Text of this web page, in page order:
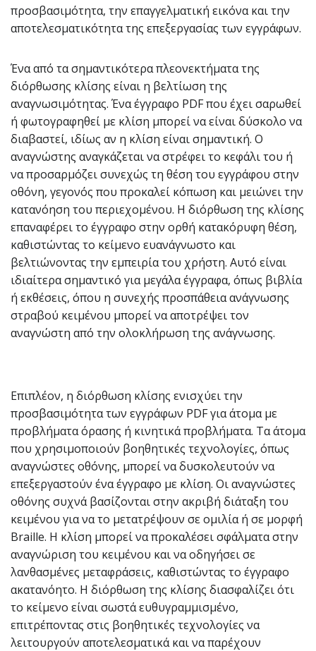
προσβασιμότητα, την επαγγελματική εικόνα και την
αποτελεσματικότητα της επεξεργασίας των εγγράφων.
Ένα από τα σημαντικότερα πλεονεκτήματα της
διόρθωσης κλίσης είναι η βελτίωση της
αναγνωσιμότητας. Ένα έγγραφο PDF που έχει σαρωθεί
ή φωτογραφηθεί με κλίση μπορεί να είναι δύσκολο να
διαβαστεί, ιδίως αν η κλίση είναι σημαντική. Ο
αναγνώστης αναγκάζεται να στρέφει το κεφάλι του ή
να προσαρμόζει συνεχώς τη θέση του εγγράφου στην
οθόνη, γεγονός που προκαλεί κόπωση και μειώνει την
κατανόηση του περιεχομένου. Η διόρθωση της κλίσης
επαναφέρει το έγγραφο στην ορθή κατακόρυφη θέση,
καθιστώντας το κείμενο ευανάγνωστο και
βελτιώνοντας την εμπειρία του χρήστη. Αυτό είναι
ιδιαίτερα σημαντικό για μεγάλα έγγραφα, όπως βιβλία
ή εκθέσεις, όπου η συνεχής προσπάθεια ανάγνωσης
στραβού κειμένου μπορεί να αποτρέψει τον
αναγνώστη από την ολοκλήρωση της ανάγνωσης.
Επιπλέον, η διόρθωση κλίσης ενισχύει την
προσβασιμότητα των εγγράφων PDF για άτομα με
προβλήματα όρασης ή κινητικά προβλήματα. Τα άτομα
που χρησιμοποιούν βοηθητικές τεχνολογίες, όπως
αναγνώστες οθόνης, μπορεί να δυσκολευτούν να
επεξεργαστούν ένα έγγραφο με κλίση. Οι αναγνώστες
οθόνης συχνά βασίζονται στην ακριβή διάταξη του
κειμένου για να το μετατρέψουν σε ομιλία ή σε μορφή
Braille. Η κλίση μπορεί να προκαλέσει σφάλματα στην
αναγνώριση του κειμένου και να οδηγήσει σε
λανθασμένες μεταφράσεις, καθιστώντας το έγγραφο
ακατανόητο. Η διόρθωση της κλίσης διασφαλίζει ότι
το κείμενο είναι σωστά ευθυγραμμισμένο,
επιτρέποντας στις βοηθητικές τεχνολογίες να
λειτουργούν αποτελεσματικά και να παρέχουν